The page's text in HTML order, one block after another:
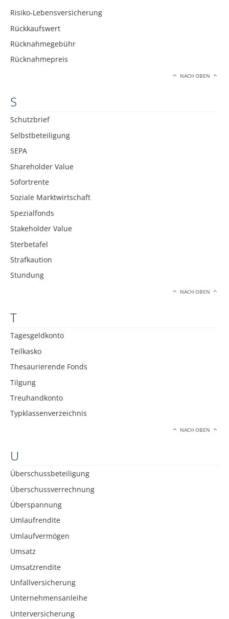
Risiko-Lebensversicherung
Rückkaufswert
Rücknahmegebühr
Rücknahmepreis
NACH OBEN
S
Schutzbrief
Selbstbeteiligung
SEPA
Shareholder Value
Sofortrente
Soziale Marktwirtschaft
Spezialfonds
Stakeholder Value
Sterbetafel
Strafkaution
Stundung
NACH OBEN
T
Tagesgeldkonto
Teilkasko
Thesaurierende Fonds
Tilgung
Treuhandkonto
Typklassenverzeichnis
NACH OBEN
U
Überschussbeteiligung
Überschussverrechnung
Überspannung
Umlaufrendite
Umlaufvermögen
Umsatz
Umsatzrendite
Unfallversicherung
Unternehmensanleihe
Unterversicherung